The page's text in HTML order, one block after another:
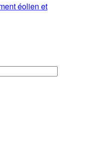
éolien et